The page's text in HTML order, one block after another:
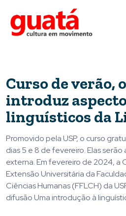
Curso de verão,
introduz
linguísticos da
Promovido pela USP, o curso
dias 5 e 8 de fevereiro. Elas
externa. Em fevereiro de 2024, a
Extensão Universitária da
Ciências Humanas (FFLCH) da
difusão Uma introdução à